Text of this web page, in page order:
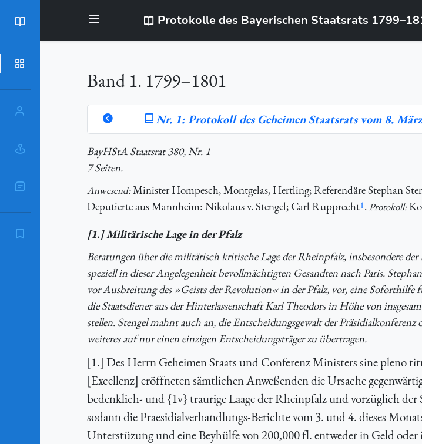
Protokolle des Bayerischen Staatsrats
Sachschlagworte
Zitierempfehlung
Band 1. 1799–1801
Nr. 1: Protokoll des Geheimen Staatsrats vom 8.
BayHStA Staatsrat 380, Nr. 1
7 Seiten.
Anwesend:Minister Hompesch, Montgelas, Hertling; Referendäre Stephan
Deputierte aus Mannheim: Nikolausv.Stengel; Carl Rupprecht1.Protokoll:
[1.] Militärische Lage in der Pfalz
Beratungen über die militärisch kritische Lage der Rheinpfalz, insbesondere
speziell in dieser Angelegenheit bevollmächtigten Gesandten nach Paris. Stephan
vor Ausbreitung des »Geists der Revolution« in der Pfalz, vor, eine Soforthilfe
die Staatsdiener aus der Hinterlassenschaft Karl Theodors in Höhe von
stellen. Stengel mahnt auch an, die Entscheidungsgewalt der
weiteres auf nur einen einzigen Entscheidungsträger zu übertragen.
[1.] Des Herrn Geheimen Staats und Conferenz Ministers sine pleno
[Excellenz] eröffneten sämtlichen Anweßenden die Ursache
bedenklich- und {1v} traurige Laage der Rheinpfalz und vorzüglich
sodann die Praesidialverhandlungs-Berichte vom 3. und 4. dieses
Unterstüzung und eine Beyhülfe von 200,000fl.entweder in Geld